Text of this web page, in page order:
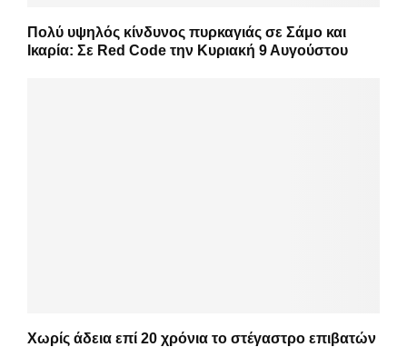
Πολύ υψηλός κίνδυνος πυρκαγιάς σε Σάμο και
Ικαρία: Σε Red Code την Κυριακή 9 Αυγούστου
Χωρίς άδεια επί 20 χρόνια το στέγαστρο επιβατών